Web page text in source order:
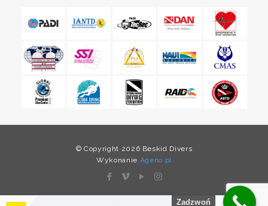
© Copyright 2026 Beskid Divers
Wykonanie Ageno.pl
Zadzwoń